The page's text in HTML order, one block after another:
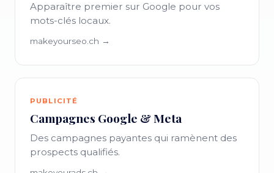
Apparaître premier sur Google pour vos
mots-clés locaux.
makeyourseo.ch →
PUBLICITÉ
Campagnes Google & Meta
Des campagnes payantes qui ramènent des
prospects qualifiés.